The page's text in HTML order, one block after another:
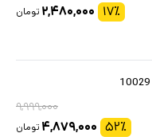
۱۷٪ ۲,۴۸۰,۰۰۰ تومان
۹,۹۹۹,۰۰۰
۵۲٪ ۴,۸۷۹,۰۰۰ تومان